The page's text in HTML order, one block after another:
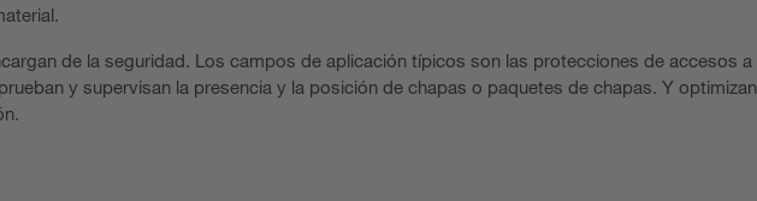
de la seguridad. Los campos de aplicación típicos son las protecciones de accesos
y supervisan la presencia y la posición de chapas o paquetes de chapas. Y